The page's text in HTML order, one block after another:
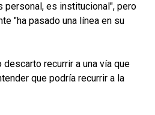
personal, es institucional", pero
"ha pasado una línea en su
recurrir a una vía que
que podría recurrir a la